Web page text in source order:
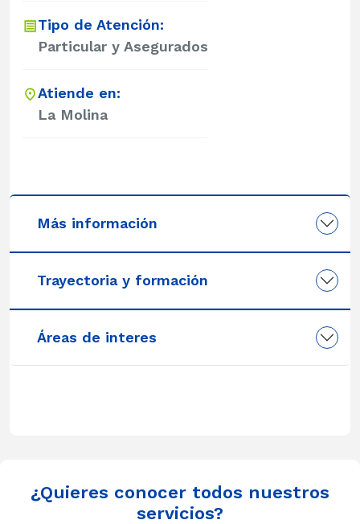
Tipo de Atención:
Particular y Asegurados
Atiende en:
La Molina
Más información
Trayectoria y formación
Áreas de interes
¿Quieres conocer todos nuestros
servicios?